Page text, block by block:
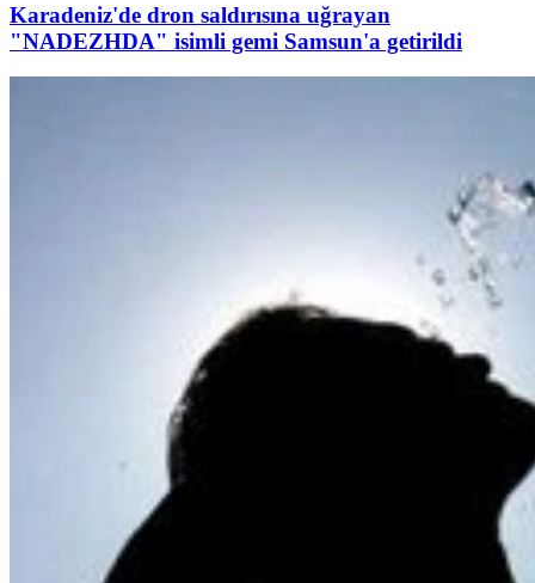
Karadeniz'de dron saldırısına uğrayan
"NADEZHDA" isimli gemi Samsun'a getirildi